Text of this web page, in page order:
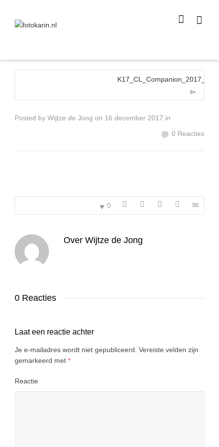
size
Super Search
Posted by Wijtze de Jong on 16 december 2017 in
0 Reacties
0
Over Wijtze de Jong
0 Reacties
Laat een reactie achter
Je e-mailadres wordt niet gepubliceerd. Vereiste velden zijn
gemarkeerd met *
Reactie